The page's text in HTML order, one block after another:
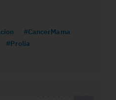
#CancerMama
#Prolia